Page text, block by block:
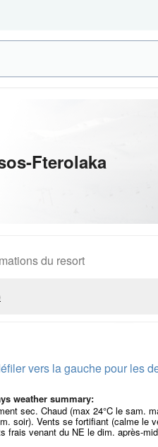
Fterolaka
du resort
vers la gauche pour les
weather summary:
sec. Chaud (max 24°C le sam.
soir). Vents se fortifiant (calme le
frais venant du NE le dim. après-